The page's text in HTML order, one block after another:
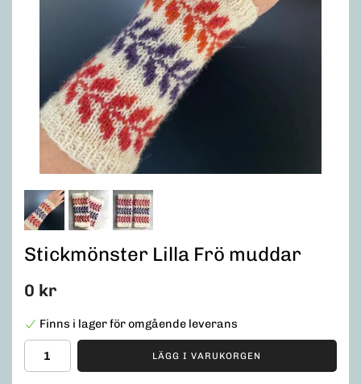
Stickmönster Lilla Frö muddar
0 kr
Finns i lager för omgående leverans
LÄGG I VARUKORGEN